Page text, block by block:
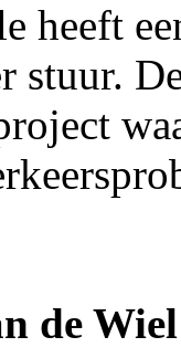
heeft
stuur.
de Wiel